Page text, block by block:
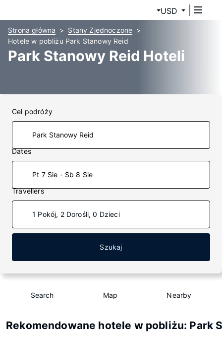
USD
Strona główna
Stany Zjednoczone
Hotele w pobliżu Park Stanowy Reid
Park Stanowy Reid Hoteli
Cel podróży
Dates
Pt 7 Sie - Sb 8 Sie
Travellers
1 Pokój, 2 Dorośli, 0 Dzieci
Szukaj
Search Map Nearby
Rekomendowane hotele w pobliżu: Park